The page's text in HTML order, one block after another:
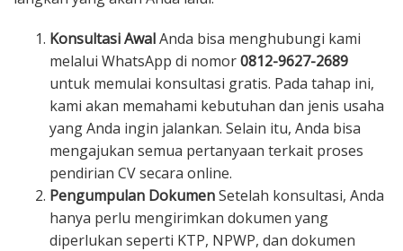
Konsultasi AwalAnda bisa menghubungi kami
melalui WhatsApp di nomor0812-9627-2689
untuk memulai konsultasi gratis. Pada tahap ini,
kami akan memahami kebutuhan dan jenis usaha
yang Anda ingin jalankan. Selain itu, Anda bisa
mengajukan semua pertanyaan terkait proses
pendirian CV secara online.
Pengumpulan DokumenSetelah konsultasi, Anda
hanya perlu mengirimkan dokumen yang
diperlukan seperti KTP, NPWP, dan dokumen